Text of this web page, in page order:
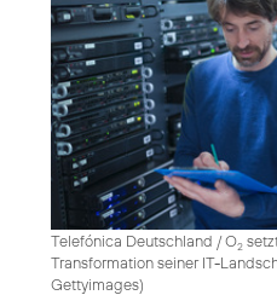
Telefónica Deutschland / O2
Transformation seiner IT-
Gettyimages)